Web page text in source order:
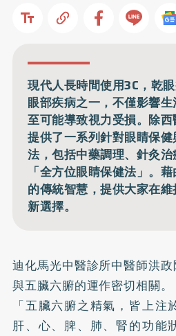
現代人長時間使用3C，乾
眼部疾病之一，不僅影響
至可能導致視力受損。除
提供了一系列針對眼睛保
法，包括中藥調理、針灸
「全方位眼睛保健法」。
的傳統智慧，提供大家在
新選擇。
迪化馬光中醫診所中醫師洪
與五臟六腑的運作密切相關
「五臟六腑之精氣，皆上注
肝、心、脾、肺、腎的功能